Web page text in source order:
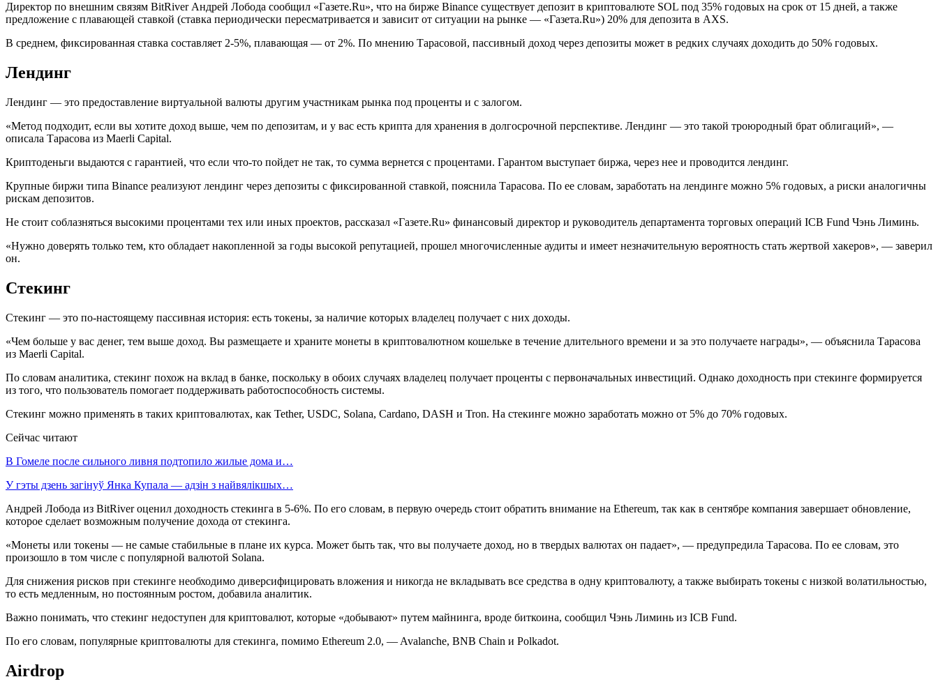
Директор по внешним связям BitRiver Андрей Лобода сообщил «Газете.Ru», что на бирже Binance существует депозит в криптовалюте SOL под 35% годовых на срок от 15 дней, а также
предложение с плавающей ставкой (ставка периодически пересматривается и зависит от ситуации на рынке — «Газета.Ru») 20% для депозита в AXS.
В среднем, фиксированная ставка составляет 2-5%, плавающая — от 2%. По мнению Тарасовой, пассивный доход через депозиты может в редких случаях доходить до 50% годовых.
Лендинг
Лендинг — это предоставление виртуальной валюты другим участникам рынка под проценты и с залогом.
«Метод подходит, если вы хотите доход выше, чем по депозитам, и у вас есть крипта для хранения в долгосрочной перспективе. Лендинг — это такой троюродный брат облигаций», —
описала Тарасова из Maerli Capital.
Криптоденьги выдаются с гарантией, что если что-то пойдет не так, то сумма вернется с процентами. Гарантом выступает биржа, через нее и проводится лендинг.
Крупные биржи типа Binance реализуют лендинг через депозиты с фиксированной ставкой, пояснила Тарасова. По ее словам, заработать на лендинге можно 5% годовых, а риски аналогичны
рискам депозитов.
Не стоит соблазняться высокими процентами тех или иных проектов, рассказал «Газете.Ru» финансовый директор и руководитель департамента торговых операций ICB Fund Чэнь Лиминь.
«Нужно доверять только тем, кто обладает накопленной за годы высокой репутацией, прошел многочисленные аудиты и имеет незначительную вероятность стать жертвой хакеров», — заверил
он.
Стекинг
Стекинг — это по-настоящему пассивная история: есть токены, за наличие которых владелец получает с них доходы.
«Чем больше у вас денег, тем выше доход. Вы размещаете и храните монеты в криптовалютном кошельке в течение длительного времени и за это получаете награды», — объяснила Тарасова
из Maerli Capital.
По словам аналитика, стекинг похож на вклад в банке, поскольку в обоих случаях владелец получает проценты с первоначальных инвестиций. Однако доходность при стекинге формируется
из того, что пользователь помогает поддерживать работоспособность системы.
Стекинг можно применять в таких криптовалютах, как Tether, USDC, Solana, Cardano, DASH и Tron. На стекинге можно заработать можно от 5% до 70% годовых.
Сейчас читают
В Гомеле после сильного ливня подтопило жилые дома и…
У гэты дзень загінуў Янка Купала — адзін з найвялікшых…
Андрей Лобода из BitRiver оценил доходность стекинга в 5-6%. По его словам, в первую очередь стоит обратить внимание на Ethereum, так как в сентябре компания завершает обновление,
которое сделает возможным получение дохода от стекинга.
«Монеты или токены — не самые стабильные в плане их курса. Может быть так, что вы получаете доход, но в твердых валютах он падает», — предупредила Тарасова. По ее словам, это
произошло в том числе с популярной валютой Solana.
Для снижения рисков при стекинге необходимо диверсифицировать вложения и никогда не вкладывать все средства в одну криптовалюту, а также выбирать токены с низкой волатильностью,
то есть медленным, но постоянным ростом, добавила аналитик.
Важно понимать, что стекинг недоступен для криптовалют, которые «добывают» путем майнинга, вроде биткоина, сообщил Чэнь Лиминь из ICB Fund.
По его словам, популярные криптовалюты для стекинга, помимо Ethereum 2.0, — Avalanche, BNB Chain и Polkadot.
Airdrop